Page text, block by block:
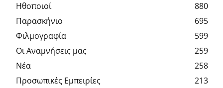
Hθοποιοί
880
Παρασκήνιο
695
Φιλμογραφία
599
Οι Αναμνήσεις μας
259
Νέα
258
Προσωπικές Εμπειρίες
213